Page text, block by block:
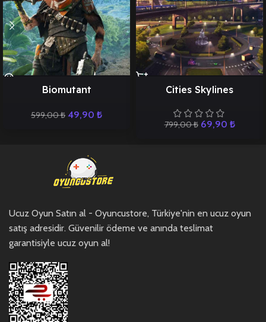
Biomutant
599,00₺ 49,90 ₺
Cities Skylines
799,00₺ 69,90 ₺
Ucuz Oyun Satın al - Oyuncustore, Türkiye'nin en ucuz oyun
satış adresidir. Güvenilir ödeme ve anında teslimat
garantisiyle ucuz oyun al!